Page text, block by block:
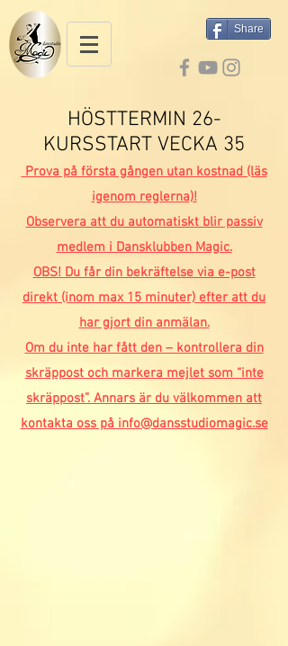
Share
HÖSTTERMIN 26-
KURSSTART VECKA 35
Prova på första gången utan kostnad (läs
igenom reglerna)!
Observera att du automatiskt blir passiv
medlem i Dansklubben Magic.
OBS! Du får din bekräftelse via e-post
direkt (inom max 15 minuter) efter att du
har gjort din anmälan.
Om du inte har fått den – kontrollera din
skräppost och markera mejlet som “inte
skräppost”. Annars är du välkommen att
kontakta oss på info@dansstudiomagic.se